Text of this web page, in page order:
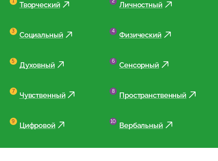
Творческий Личностный
Социальный Физический
Духовный Сенсорный
Чувственный Пространственный
Цифровой Вербальный